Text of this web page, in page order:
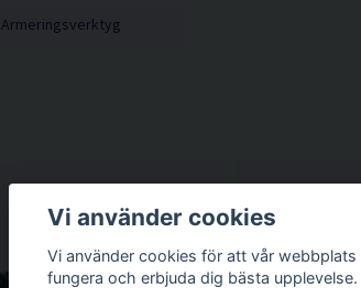
Armeringsverktyg
Vi använder cookies
Vi använder cookies för att vår webbplats
fungera och erbjuda dig bästa upplevelse.